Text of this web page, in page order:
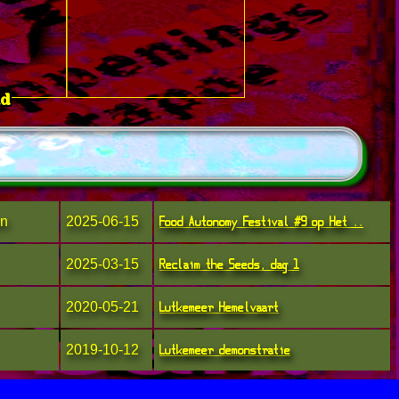
2025-06-15 Food Autonomy Festival #9 op Het ..
2025-03-15 Reclaim the Seeds, dag 1
2020-05-21 Lutkemeer Hemelvaart
2019-10-12 Lutkemeer demonstratie